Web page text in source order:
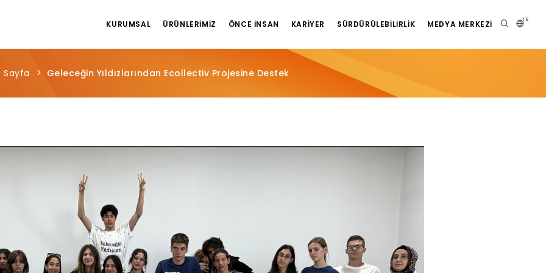
TR
KURUMSAL ÜRÜNLERIMIZ ÖNCE İNSAN KARIYER SÜRDÜRÜLEBILIRLIK MEDYA MERKEZI
Sayfa Geleceğin Yıldızlarından Ecollectiv Projesine Destek